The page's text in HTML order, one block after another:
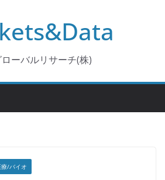
ーバルリサーチ(株)
/バイオ